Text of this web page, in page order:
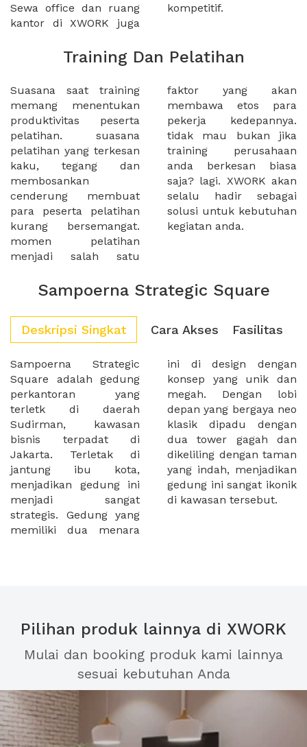
Sewa office dan ruang
kantor di XWORK juga
kompetitif.
Training Dan Pelatihan
Suasana saat training
memang menentukan
produktivitas peserta
pelatihan. suasana
pelatihan yang terkesan
kaku, tegang dan
membosankan
cenderung membuat
para peserta pelatihan
kurang bersemangat.
momen pelatihan
menjadi salah satu
faktor yang akan
membawa etos para
pekerja kedepannya.
tidak mau bukan jika
training perusahaan
anda berkesan biasa
saja? lagi. XWORK akan
selalu hadir sebagai
solusi untuk kebutuhan
kegiatan anda.
Sampoerna Strategic Square
Deskripsi Singkat Cara Akses Fasilitas
Sampoerna Strategic
Square adalah gedung
perkantoran yang
terletk di daerah
Sudirman, kawasan
bisnis terpadat di
Jakarta. Terletak di
jantung ibu kota,
menjadikan gedung ini
menjadi sangat
strategis. Gedung yang
memiliki dua menara
ini di design dengan
konsep yang unik dan
megah. Dengan lobi
depan yang bergaya neo
klasik dipadu dengan
dua tower gagah dan
dikeliling dengan taman
yang indah, menjadikan
gedung ini sangat ikonik
di kawasan tersebut.
Pilihan produk lainnya di XWORK
Mulai dan booking produk kami lainnya
sesuai kebutuhan Anda